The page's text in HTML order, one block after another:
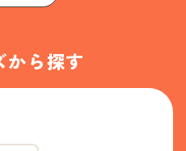
から探す